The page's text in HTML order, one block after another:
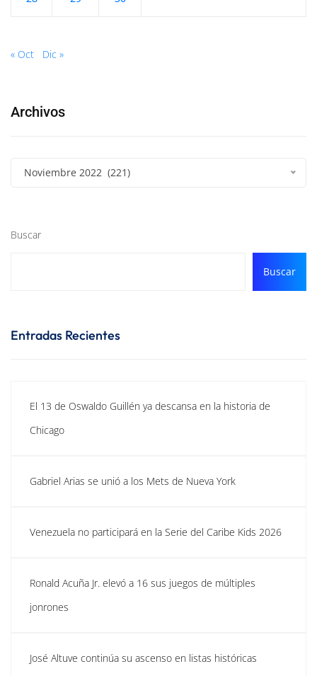
« Oct Dic »
Archivos
Noviembre 2022 (221)
Buscar
Buscar
Entradas Recientes
El 13 de Oswaldo Guillén ya descansa en la historia de
Chicago
Gabriel Arias se unió a los Mets de Nueva York
Venezuela no participará en la Serie del Caribe Kids 2026
Ronald Acuña Jr. elevó a 16 sus juegos de múltiples
jonrones
José Altuve continúa su ascenso en listas históricas